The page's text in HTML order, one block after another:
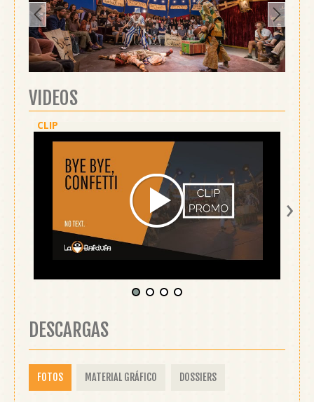
VIDEOS
CLIP
›
DESCARGAS
FOTOS MATERIAL GRÁFICO DOSSIERS